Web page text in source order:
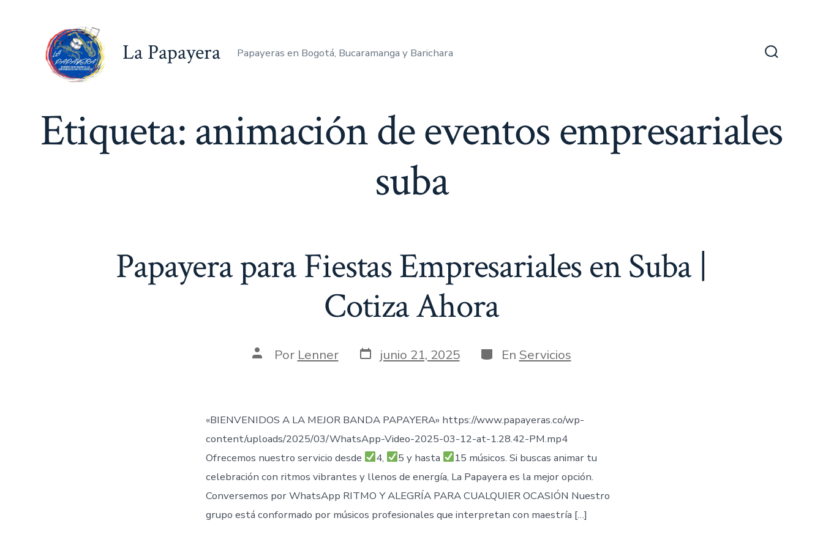
La Papayera Papayeras en Bogotá, Bucaramanga y Barichara
Etiqueta:animación de eventos empresariales
suba
Papayera para Fiestas Empresariales en Suba |
Cotiza Ahora
AutorPor Lenner Fecha
de
junio 21, 2025 Categorías
En Servicios
«BIENVENIDOS A LA MEJOR BANDA PAPAYERA» https://www.papayeras.co/wp-
content/uploads/2025/03/WhatsApp-Video-2025-03-12-at-1.28.42-PM.mp4
Ofrecemos nuestro servicio desde
4, 5 y hasta
15 músicos. Si buscas animar tu
celebración con ritmos vibrantes y llenos de energía, La Papayera es la mejor opción.
Conversemos por WhatsApp RITMO Y ALEGRÍA PARA CUALQUIER OCASIÓN Nuestro
grupo está conformado por músicos profesionales que interpretan con maestría […]